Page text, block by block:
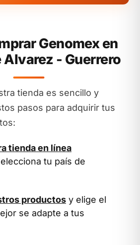
Genomex en
- Guerrero
tienda es sencillo y
pasos para adquirir tus
tienda en línea
tu país de
productos y elige el
se adapte a tus